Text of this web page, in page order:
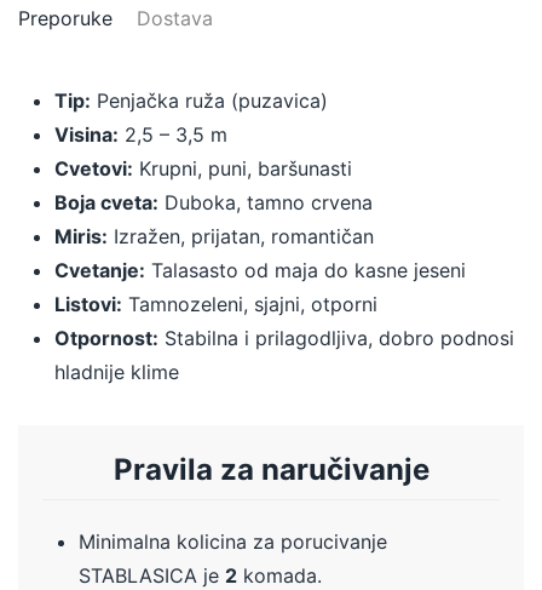
Preporuke Dostava
Tip: Penjačka ruža (puzavica)
Visina: 2,5 – 3,5 m
Cvetovi: Krupni, puni, baršunasti
Boja cveta: Duboka, tamno crvena
Miris: Izražen, prijatan, romantičan
Cvetanje: Talasasto od maja do kasne jeseni
Listovi: Tamnozeleni, sjajni, otporni
Otpornost: Stabilna i prilagodljiva, dobro podnosi
hladnije klime
Pravila za naručivanje
Minimalna kolicina za porucivanje
STABLASICA je 2 komada.